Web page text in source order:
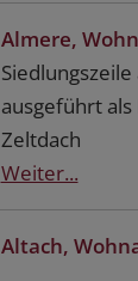
Almere,
ausgeführt
Zeltdach
Weiter...
Altach,